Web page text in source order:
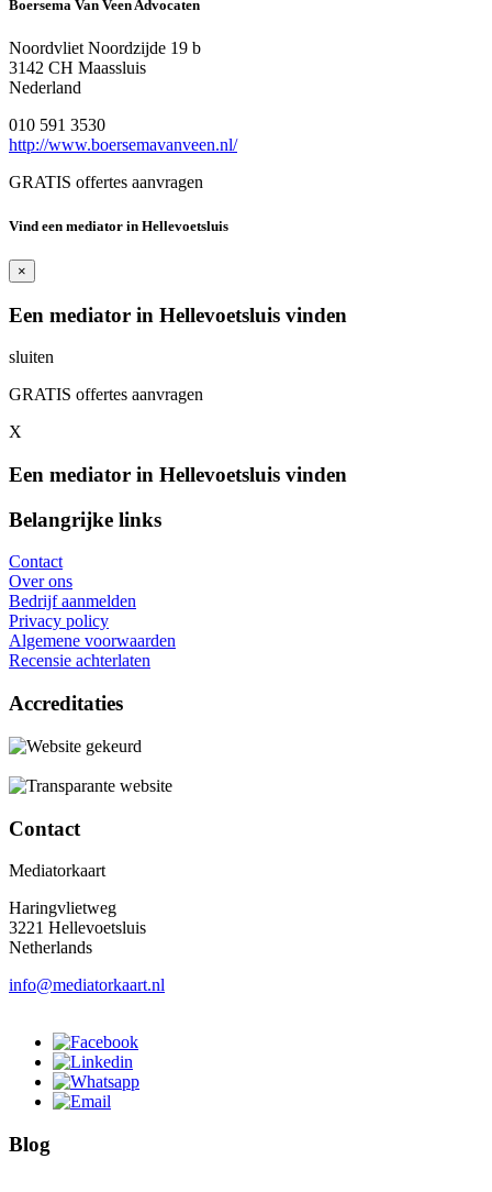
Boersema Van Veen Advocaten
Noordvliet Noordzijde 19 b
3142 CH Maassluis
Nederland
010 591 3530
http://www.boersemavanveen.nl/
GRATIS offertes aanvragen
Vind een mediator in Hellevoetsluis
×
Een mediator in Hellevoetsluis vinden
sluiten
GRATIS offertes aanvragen
X
Een mediator in Hellevoetsluis vinden
Belangrijke links
Contact
Over ons
Bedrijf aanmelden
Privacy policy
Algemene voorwaarden
Recensie achterlaten
Accreditaties
Contact
Mediatorkaart
Haringvlietweg
3221 Hellevoetsluis
Netherlands
info@mediatorkaart.nl
Blog